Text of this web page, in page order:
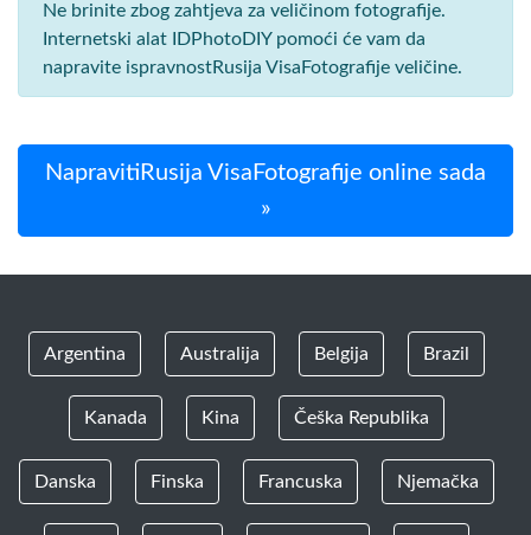
Ne brinite zbog zahtjeva za veličinom fotografije.
Internetski alat IDPhotoDIY pomoći će vam da
napravite ispravnostRusija VisaFotografije veličine.
NapravitiRusija VisaFotografije online sada
»
Argentina Australija Belgija Brazil
Kanada Kina Češka Republika
Danska Finska Francuska Njemačka